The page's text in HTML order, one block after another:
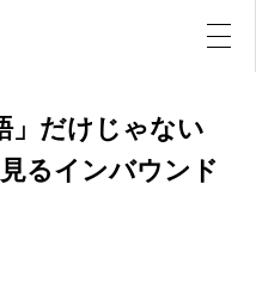
」だけじゃない
るインバウンド